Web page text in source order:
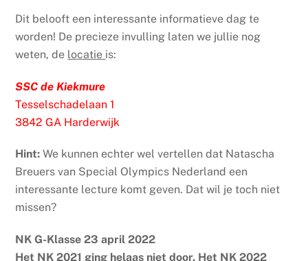
Dit belooft een interessante informatieve dag te
worden! De precieze invulling laten we jullie nog
weten, de locatie is:
SSC de Kiekmure
Tesselschadelaan 1
3842 GA Harderwijk
Hint: We kunnen echter wel vertellen dat Natascha
Breuers van Special Olympics Nederland een
interessante lecture komt geven. Dat wil je toch niet
missen?
NK G-Klasse 23 april 2022
Het NK 2021 ging helaas niet door. Het NK 2022